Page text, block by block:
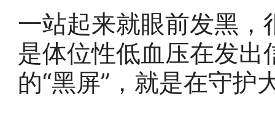
一站起来就眼前发黑
是体位性低血压在发
的“黑屏”，就是在守护